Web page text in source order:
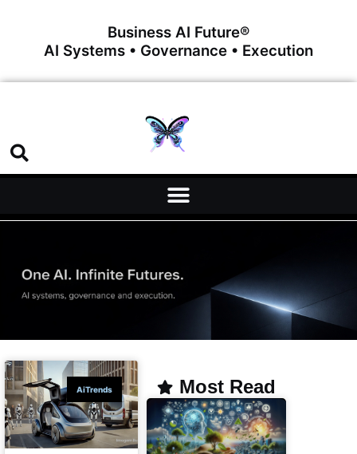
Business AI Future®
AI Systems • Governance • Execution
AiTrends Most Read